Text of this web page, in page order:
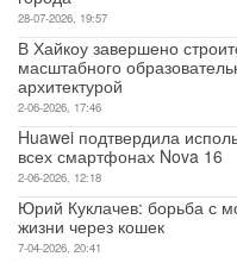
28-07-2026, 19:57
В Хайкоу завершено
масштабного
архитектурой
2-06-2026, 17:46
Huawei подтвердила
всех смартфонах Nova 16
2-06-2026, 12:18
Юрий Куклачев: борьба с
жизни через кошек
7-04-2026, 20:41